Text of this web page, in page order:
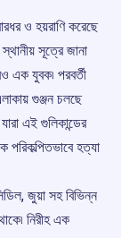
ও হয়রাণি করেছে
সূত্রে জানা
এক যুবক৷ পরবর্তী
গুঞ্জন চলছে
এই গুলিকান্ডের
পরিকল্পিতভাবে হত্যা
জুয়া সহ বিভিন্ন
নিরীহ এক